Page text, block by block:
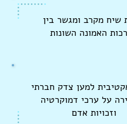
שיח מקרב ומגשר בין
האמונה השונות
למען צדק חברתי
על ערכי דמוקרטיה
וזכויות אדם